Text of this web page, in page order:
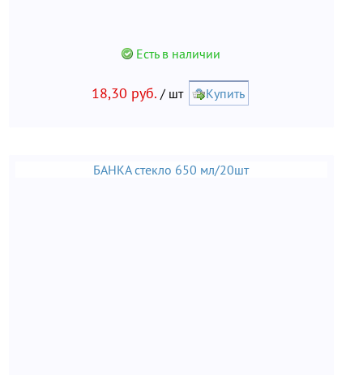
Есть в наличии
18,30 руб. / шт Купить
БАНКА стекло 650 мл/20шт